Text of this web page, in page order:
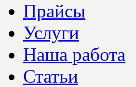
Прайсы
Услуги
Наша работа
Статьи